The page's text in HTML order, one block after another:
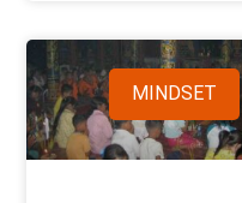
MINDSET